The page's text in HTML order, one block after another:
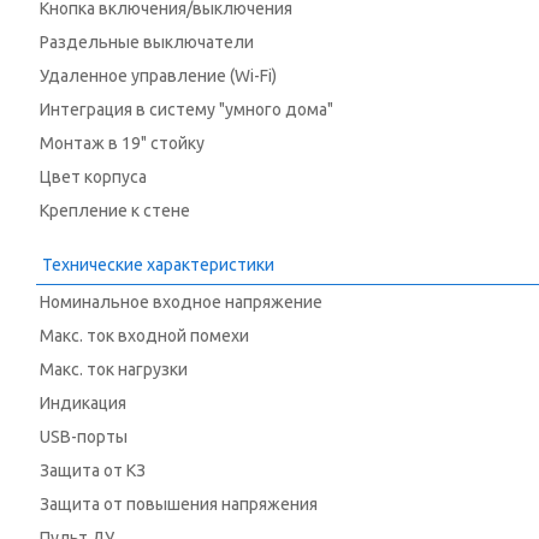
Кнопка включения/выключения
Раздельные выключатели
Удаленное управление (Wi-Fi)
Интеграция в систему "умного дома"
Монтаж в 19" стойку
Цвет корпуса
Крепление к стене
Технические характеристики
Номинальное входное напряжение
Макс. ток входной помехи
Макс. ток нагрузки
Индикация
USB-порты
Защита от КЗ
Защита от повышения напряжения